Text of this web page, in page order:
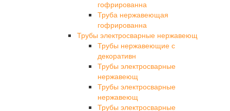
гофрированна
Труба нержавеющая
гофрированна
Трубы электросварные нержавеющ
Трубы нержавеющие с
декоративн
Трубы электросварные
нержавеющ
Трубы электросварные
нержавеющ
Трубы электросварные